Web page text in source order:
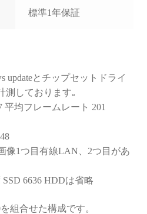
標準1年保証
updateとチップセットドライ
測しております｡
平均フレームレート 201
像1つ目有線LAN、2つ目があ
6636 HDDは省略
組合せた構成です。